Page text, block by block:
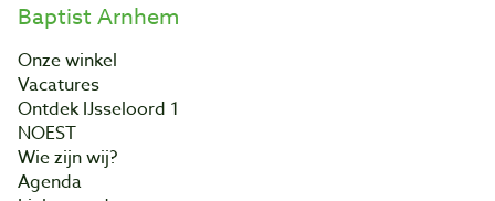
Baptist Arnhem
Onze winkel
Vacatures
Ontdek IJsseloord 1
NOEST
Wie zijn wij?
Agenda